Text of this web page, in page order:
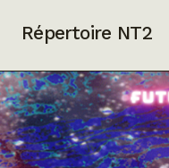
Répertoire NT2